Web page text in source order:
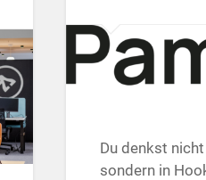
Du denkst
sondern in